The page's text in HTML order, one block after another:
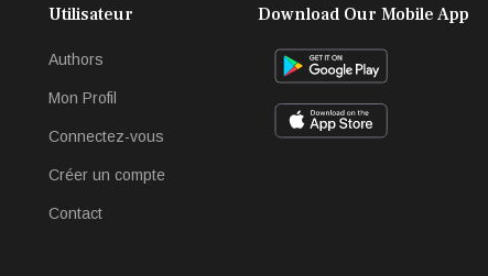
Utilisateur
Authors
Mon Profil
Connectez-vous
Créer un compte
Contact
Download Our Mobile App